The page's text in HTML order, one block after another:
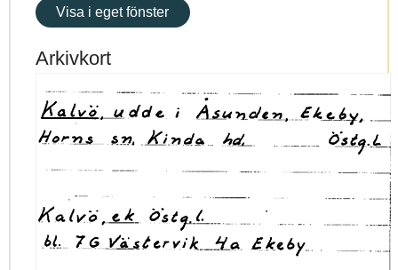
Visa i eget fönster
Arkivkort